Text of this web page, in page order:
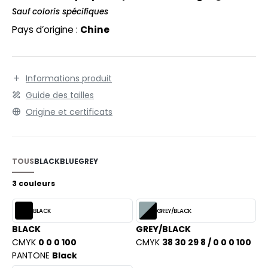
LABEL / TEAR AWAY
SHOPPING
VETEMENTS
ROW
OF THE LOOM VINTAGE
- BLANKS
Type 2 Level 0, en combinaison avec la protection des
genoux HK610.
Sauf coloris spécifiques
Pays d’origine : Chine
Informations produit
Guide des tailles
Origine et certificats
TOUSBLACKBLUEGREY
3 couleurs
BLACK
BLACK
CMYK 0 0 0 100
PANTONE Black
GREY/BLACK
GREY/BLACK
CMYK 38 30 29 8 / 0 0 0 100